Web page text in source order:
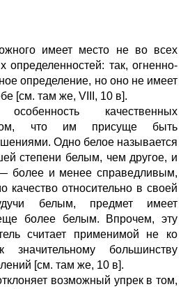
имеет место не во всех
определенностей: так, огненно-
определение, но оно не имеет
[см. там же, VIII, 10 в].
качественных
что им присуще быть
Одно белое называется
степени белым, чем другое, и
более и менее справедливым,
качество относительно в своей
белым, предмет имеет
более белым. Впрочем, эту
считает применимой не ко
большинству
[см. там же, 10 в].
возможный упрек в том,